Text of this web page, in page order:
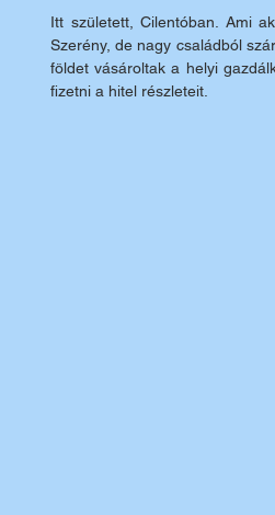
Itt született, Cilentóban. Ami
Szerény, de nagy családból
földet vásároltak a helyi
fizetni a hitel részleteit.